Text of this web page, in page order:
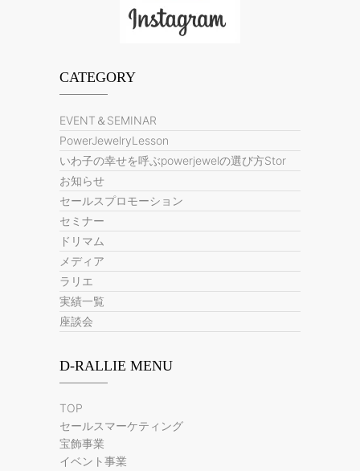
CATEGORY
EVENT＆SEMINAR
PowerJewelryLesson
いわ子の幸せを呼ぶpowerjewelの選び方Stor
お知らせ
セールスプロモーション
セミナー
ドリマム
メディア
ラリエ
実績一覧
座談会
D-RALLIE MENU
TOP
セールスマーケティング
宝飾事業
イベント事業